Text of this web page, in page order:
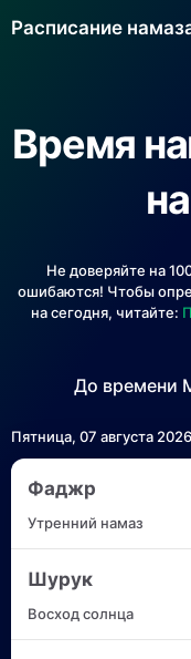
Расписание
Время
Не доверяйте на
ошибаются! Чтобы
на сегодня, читайте:
До времени
Пятница, 07 августа 2026
Фаджр
Утренний намаз
Шурук
Восход солнца